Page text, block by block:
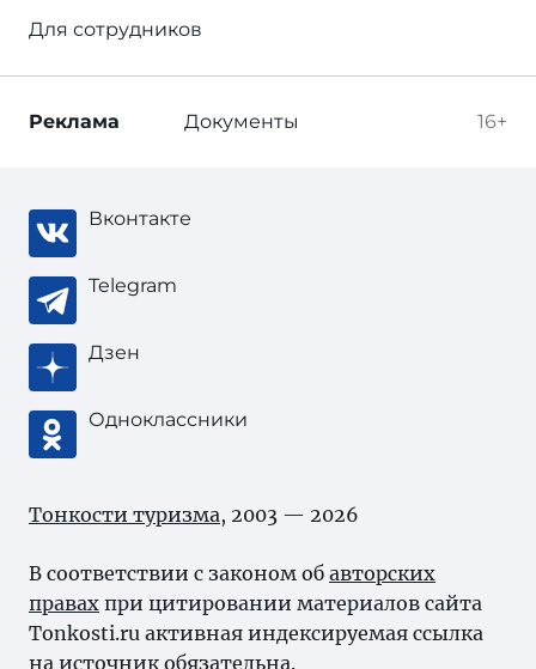
Для сотрудников
16+
Реклама Документы
Вконтакте
Telegram
Дзен
Одноклассники
Тонкости туризма, 2003 — 2026
В соответствии с законом об авторских
правах при цитировании материалов сайта
Tonkosti.ru активная индексируемая ссылка
на источник обязательна.